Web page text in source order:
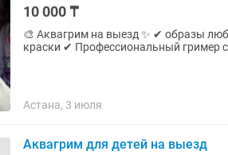
10 000 ₸
🎨 Аквагрим на выезд ✨ ✔ образы любой сложности ✔ Только
Астана, 3 июля
Аквагрим для детей на выезд